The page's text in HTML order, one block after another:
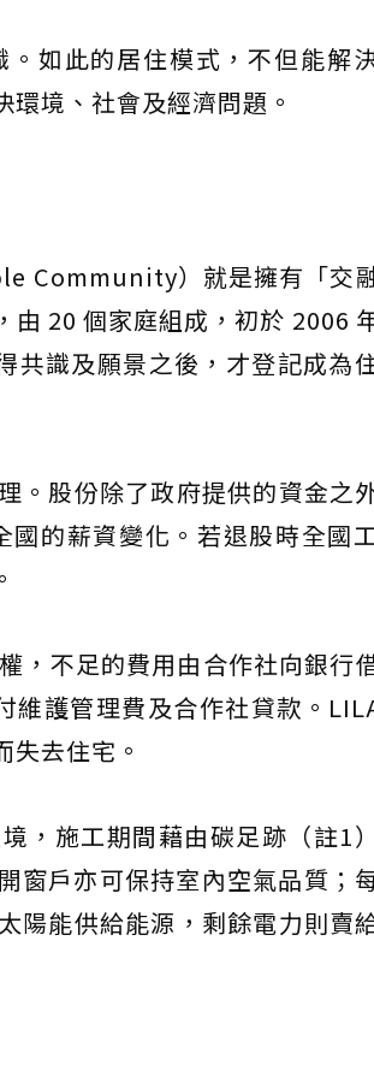
如此的居住模式，不但能解
境、社會及經濟問題。
Community）就是擁有「交
20 個家庭組成，初於 2006
共識及願景之後，才登記成為
。股份除了政府提供的資金之
的薪資變化。若退股時全國
，不足的費用由合作社向銀行
護管理費及合作社貸款。
去住宅。
，施工期間藉由碳足跡（註1
窗戶亦可保持室內空氣品質；
陽能供給能源，剩餘電力則賣